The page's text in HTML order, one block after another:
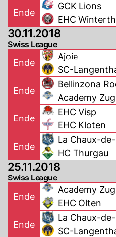
Ende
GCK Lions
EHC
30.11.2018
Swiss League
Ende
Ajoie
SC-
Ende
Bellinzona
Academy Zug
Ende
EHC Visp
EHC Kloten
Ende
La Chaux-
HC Thurgau
25.11.2018
Swiss League
Ende
Academy Zug
EHC Olten
Ende
La Chaux-
SC-